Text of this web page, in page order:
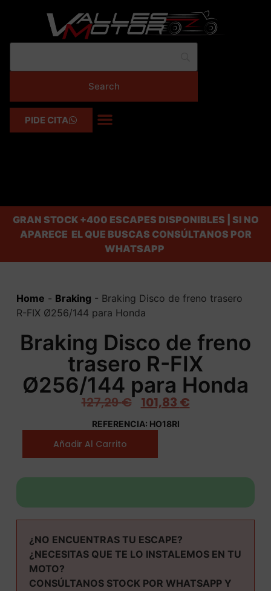
PIDE CITA
GRAN STOCK+400 ESCAPES DISPONIBLES | SI NO
APARECE EL QUE BUSCAS CONSÚLTANOS POR
WHATSAPP
Home - Braking - Braking Disco de freno trasero
R-FIX Ø256/144 para Honda
Braking Disco de freno
trasero R-FIX
Ø256/144 para Honda
127,29€ 101,83 €
REFERENCIA: HO18RI
Añadir Al Carrito
¿NO ENCUENTRAS TU ESCAPE?
¿NECESITAS QUE TE LO INSTALEMOS EN TU
MOTO?
CONSÚLTANOS STOCK POR WHATSAPP Y